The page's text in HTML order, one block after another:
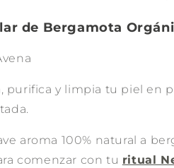
de Bergamota
purifica y limpia tu piel en
aroma 100% natural a
comenzar con tu ritual